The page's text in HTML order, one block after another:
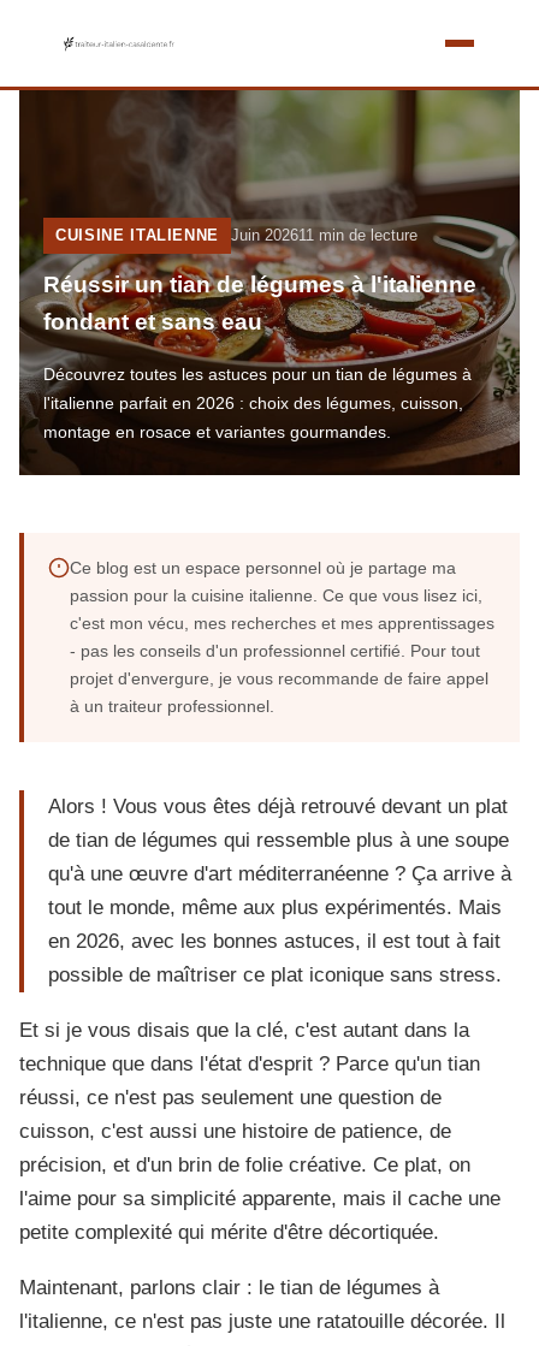
CUISINE ITALIENNE Juin 202611 min de lecture
Réussir un tian de légumes à l'italienne
fondant et sans eau
Découvrez toutes les astuces pour un tian de légumes à
l'italienne parfait en 2026 : choix des légumes, cuisson,
montage en rosace et variantes gourmandes.
Ce blog est un espace personnel où je partage ma
passion pour la cuisine italienne. Ce que vous lisez ici,
c'est mon vécu, mes recherches et mes apprentissages
- pas les conseils d'un professionnel certifié. Pour tout
projet d'envergure, je vous recommande de faire appel
à un traiteur professionnel.
Alors ! Vous vous êtes déjà retrouvé devant un plat
de tian de légumes qui ressemble plus à une soupe
qu'à une œuvre d'art méditerranéenne ? Ça arrive à
tout le monde, même aux plus expérimentés. Mais
en 2026, avec les bonnes astuces, il est tout à fait
possible de maîtriser ce plat iconique sans stress.
Et si je vous disais que la clé, c'est autant dans la
technique que dans l'état d'esprit ? Parce qu'un tian
réussi, ce n'est pas seulement une question de
cuisson, c'est aussi une histoire de patience, de
précision, et d'un brin de folie créative. Ce plat, on
l'aime pour sa simplicité apparente, mais il cache une
petite complexité qui mérite d'être décortiquée.
Maintenant, parlons clair : le tian de légumes à
l'italienne, ce n'est pas juste une ratatouille décorée. Il